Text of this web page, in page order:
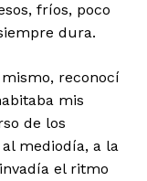
fríos, poco
dura.
reconocí
mis
de los
mediodía, a la
el ritmo